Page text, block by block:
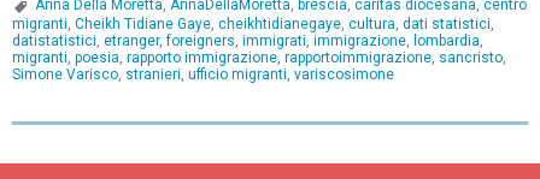
Anna Della Moretta, AnnaDellaMoretta, brescia, caritas diocesana, centro
migranti, Cheikh Tidiane Gaye, cheikhtidianegaye, cultura, dati statistici,
datistatistici, etranger,foreigners, immigrati, immigrazione, lombardia,
migranti, poesia, rapporto immigrazione, rapportoimmigrazione, sancristo,
Simone Varisco, stranieri, ufficio migranti, variscosimone